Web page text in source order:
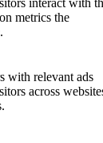
interact with
metrics the
with relevant ads
across